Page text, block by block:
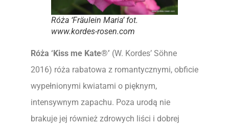
Róża ‘Fräulein Maria’ fot.
www.kordes-rosen.com
Róża ‘Kiss me Kate®’ (W. Kordes’ Söhne
2016) róża rabatowa z romantycznymi, obficie
wypełnionymi kwiatami o pięknym,
intensywnym zapachu. Poza urodą nie
brakuje jej również zdrowych liści i dobrej